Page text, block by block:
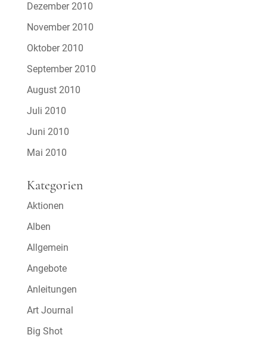
Dezember 2010
November 2010
Oktober 2010
September 2010
August 2010
Juli 2010
Juni 2010
Mai 2010
Kategorien
Aktionen
Alben
Allgemein
Angebote
Anleitungen
Art Journal
Big Shot